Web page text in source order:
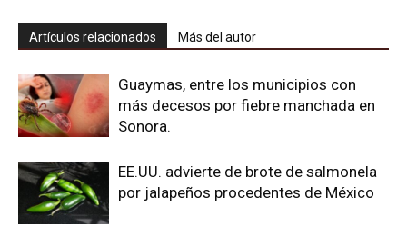
Artículos relacionados Más del autor
Guaymas, entre los municipios con
más decesos por fiebre manchada en
Sonora.
EE.UU. advierte de brote de salmonela
por jalapeños procedentes de México